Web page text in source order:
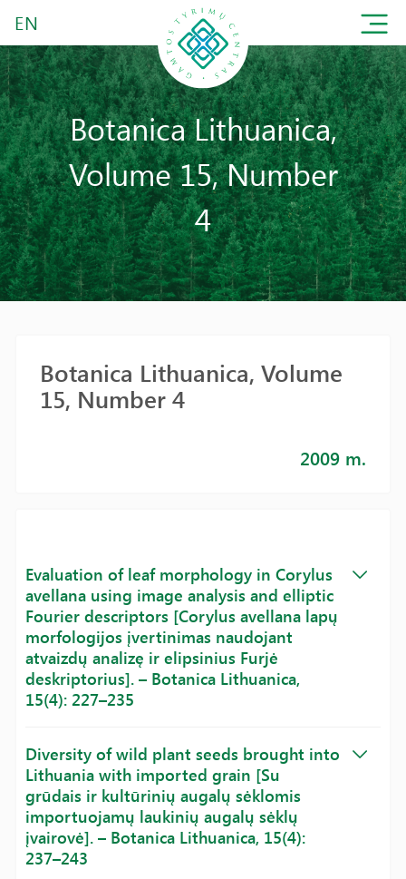
EN
Botanica Lithuanica,
Volume 15, Number
4
Botanica Lithuanica, Volume
15, Number 4
2009 m.
Evaluation of leaf morphology in Corylus
avellana using image analysis and elliptic
Fourier descriptors [Corylus avellana lapų
morfologijos įvertinimas naudojant
atvaizdų analizę ir elipsinius Furjė
deskriptorius]. – Botanica Lithuanica,
15(4): 227–235
Diversity of wild plant seeds brought into
Lithuania with imported grain [Su
grūdais ir kultūrinių augalų sėklomis
importuojamų laukinių augalų sėklų
įvairovė]. – Botanica Lithuanica, 15(4):
237–243